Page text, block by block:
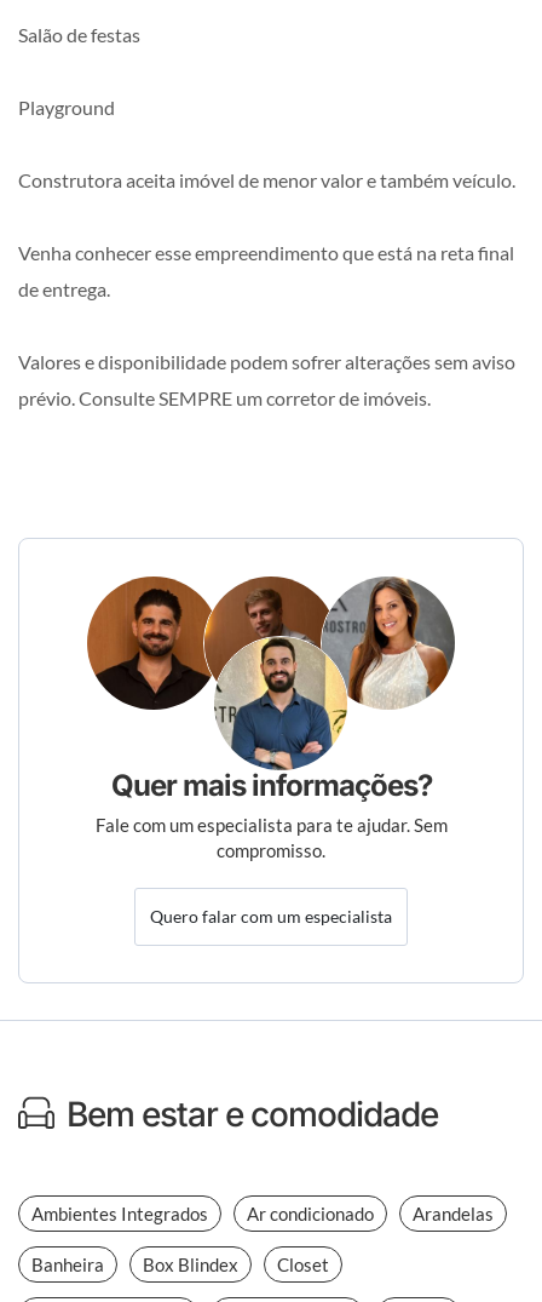
Salão de festas
Playground
Construtora aceita imóvel de menor valor e também veículo.
Venha conhecer esse empreendimento que está na reta final
de entrega.
Valores e disponibilidade podem sofrer alterações sem aviso
prévio. Consulte SEMPRE um corretor de imóveis.
Quer mais informações?
Fale com um especialista para te ajudar. Sem
compromisso.
Quero falar com um especialista
Bem estar e comodidade
Ambientes Integrados Ar condicionado Arandelas
Banheira Box Blindex Closet